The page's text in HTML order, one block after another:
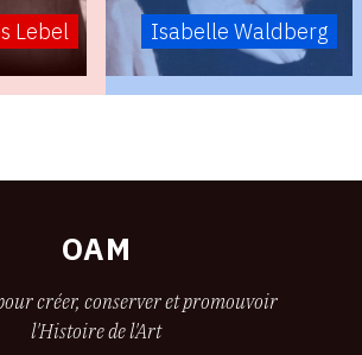
Lebel Isabelle Waldberg
OAM
créer, conserver et promouvoir
l'Histoire de l'Art